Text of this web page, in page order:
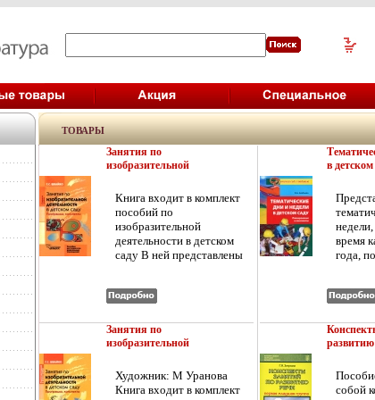
ТОВАРЫ
Занятия по
изобразительной
Старшая группа
Программа, конспекты
Серия: Пособие для
педагогов дошкольных
учреждений инфо 3585j.
Книга входит в комплект
пособий по
изобразительной
деятельности в детском
саду В ней представлены
лепке, аппликации с детьми
авторская методикащюьха,
основанная на глубоком
особенностейдошкольного
возраста, широком
Занятия по
изобразительной
Подготовительная к школе
группа Программа,
конспекты Серия: Пособие
Художник: М Уранова
Книга входит в комплект
в детском
Серия:
любовью
время
года,
идеи
от
в
собой